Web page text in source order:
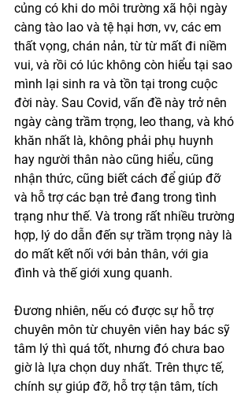
củng có khi do môi trường xã hội ngày
càng tào lao và tệ hại hơn, vv, các em
thất vọng, chán nản, từ từ mất đi niềm
vui, và rồi có lúc không còn hiểu tại sao
mình lại sinh ra và tồn tại trong cuộc
đời này. Sau Covid, vấn đề này trở nên
ngày càng trầm trọng, leo thang, và khó
khăn nhất là, không phải phụ huynh
hay người thân nào cũng hiểu, cũng
nhận thức, cũng biết cách để giúp đỡ
và hỗ trợ các bạn trẻ đang trong tình
trạng như thế. Và trong rất nhiều trường
hợp, lý do dẫn đến sự trầm trọng này là
do mất kết nối với bản thân, với gia
đình và thế giới xung quanh.
Đương nhiên, nếu có được sự hỗ trợ
chuyên môn từ chuyên viên hay bác sỹ
tâm lý thì quá tốt, nhưng đó chưa bao
giờ là lựa chọn duy nhất. Trên thực tế,
chính sự giúp đỡ, hỗ trợ tận tâm, tích